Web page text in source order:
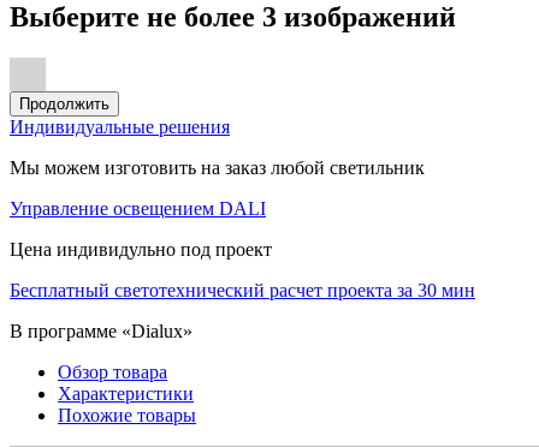
Выберите не более 3 изображений
Продолжить
Индивидуальные решения
Мы можем изготовить на заказ любой светильник
Управление освещением DALI
Цена индивидульно под проект
Бесплатный светотехнический расчет проекта за 30 мин
В программе «Dialux»
Обзор товара
Характеристики
Похожие товары